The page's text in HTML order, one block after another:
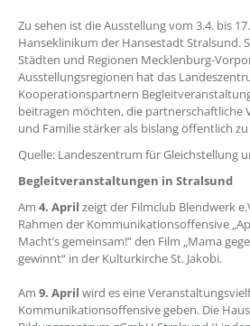
Zu sehen ist die Ausstellung vom 3.4. bis
Hanseklinikum der Hansestadt Stralsund.
Städten und Regionen Mecklenburg-
Ausstellungsregionen hat das
Kooperationspartnern
beitragen möchten, die partnerschaftliche
und Familie stärker als bislang öffentlich
Quelle: Landeszentrum für Gleichstellung
Begleitveranstaltungen in Stralsund
Am 4. April zeigt der Filmclub Blendwerk
Rahmen der Kommunikationsoffensive
Macht’s gemeinsam!“ den Film „Mama
gewinnt“ in der Kulturkirche St. Jakobi.
Am 9. April wird es eine
Kommunikationsoffensive geben. Die